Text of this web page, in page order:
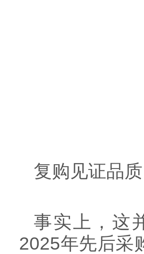
复购见证品
事实上，这
2025年先后采